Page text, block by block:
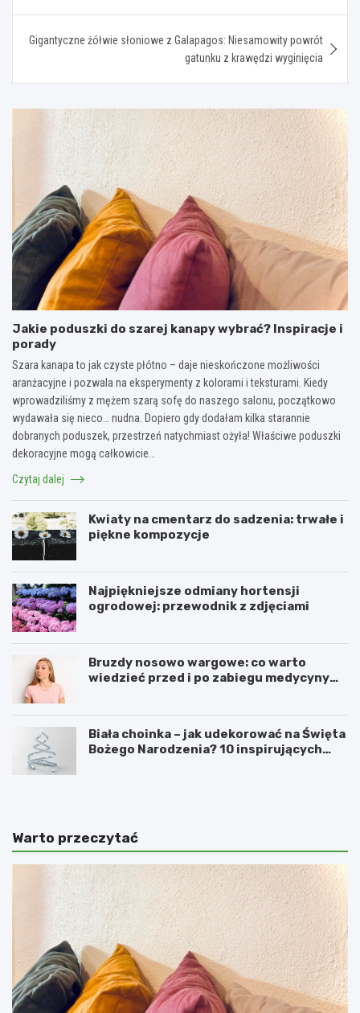
Gigantyczne żółwie słoniowe z Galapagos: Niesamowity powrót
gatunku z krawędzi wyginięcia
Jakie poduszki do szarej kanapy wybrać? Inspiracje i
porady
Szara kanapa to jak czyste płótno – daje nieskończone możliwości
aranżacyjne i pozwala na eksperymenty z kolorami i teksturami. Kiedy
wprowadziliśmy z mężem szarą sofę do naszego salonu, początkowo
wydawała się nieco… nudna. Dopiero gdy dodałam kilka starannie
dobranych poduszek, przestrzeń natychmiast ożyła! Właściwe poduszki
dekoracyjne mogą całkowicie…
Czytaj dalej
Kwiaty na cmentarz do sadzenia: trwałe i
piękne kompozycje
Najpiękniejsze odmiany hortensji
ogrodowej: przewodnik z zdjęciami
Bruzdy nosowo wargowe: co warto
wiedzieć przed i po zabiegu medycyny
Biała choinka – jak udekorować na Święta
Bożego Narodzenia? 10 inspirujących
Warto przeczytać